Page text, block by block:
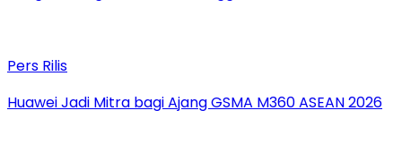
Pers Rilis
Huawei Jadi Mitra bagi Ajang GSMA M360 ASEAN 2026